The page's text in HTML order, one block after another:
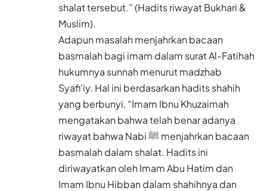
shalat tersebut.” (Hadits riwayat Bukhari &
Muslim).
Adapun masalah menjahrkan bacaan
basmalah bagi imam dalam surat Al-Fatihah
hukumnya sunnah menurut madzhab
Syafi’iy. Hal ini berdasarkan hadits shahih
yang berbunyi, “Imam Ibnu Khuzaimah
mengatakan bahwa telah benar adanya
riwayat bahwa Nabi ﷺ menjahrkan bacaan
basmalah dalam shalat. Hadits ini
diriwayatkan oleh Imam Abu Hatim dan
Imam Ibnu Hibban dalam shahihnya dan